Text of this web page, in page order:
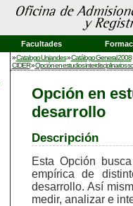
Facultades
»Catalogo Uniandes»Catálogo General 2008
CIDER»Opción en estudios interdisciplinarios
Opción en
desarrollo
Descripción
Esta Opción
empírica de
desarrollo. Así
medir, analizar e